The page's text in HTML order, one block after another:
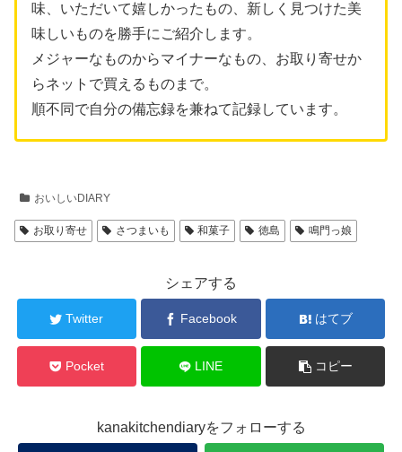
味、いただいて嬉しかったもの、新しく見つけた美
味しいものを勝手にご紹介します。
メジャーなものからマイナーなもの、お取り寄せか
らネットで買えるものまで。
順不同で自分の備忘録を兼ねて記録しています。
おいしいDIARY
お取り寄せ さつまいも 和菓子 徳島 鳴門っ娘
シェアする
Twitter Facebook はてブ
Pocket LINE コピー
kanakitchendiaryをフォローする